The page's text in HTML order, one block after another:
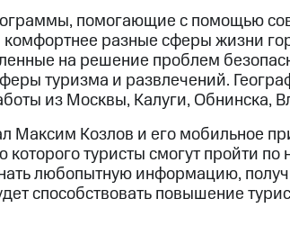
помогающие с помощью
разные сферы жизни
на решение проблем
туризма и развлечений.
из Москвы, Калуги, Обнинска,
Максим Козлов и его мобильное
туристы смогут пройти
любопытную информацию,
способствовать повышение